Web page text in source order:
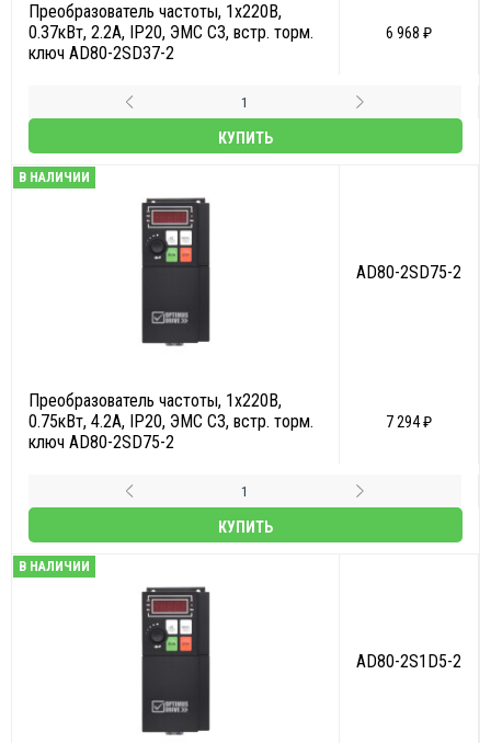
Преобразователь частоты, 1х220В,
0.37кВт, 2.2А, IP20, ЭМС С3, встр. торм.
ключ AD80-2SD37-2
6 968 ₽
КУПИТЬ
В НАЛИЧИИ
AD80-2SD75-2
Преобразователь частоты, 1х220В,
0.75кВт, 4.2А, IP20, ЭМС С3, встр. торм.
ключ AD80-2SD75-2
7 294 ₽
КУПИТЬ
В НАЛИЧИИ
AD80-2S1D5-2